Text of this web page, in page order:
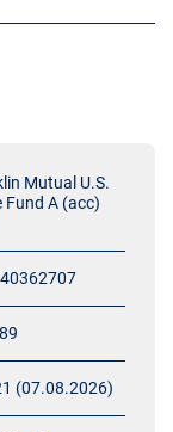
Mutual U.S.
Fund A (acc)
(07.08.2026)